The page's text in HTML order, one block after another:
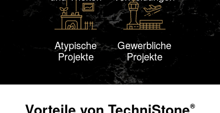
Atypische
Projekte
Gewerbliche
Projekte
®